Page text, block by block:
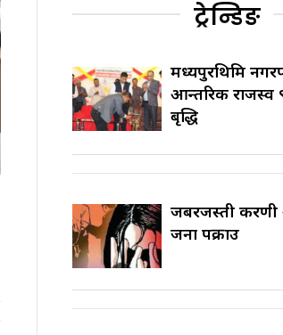
ट्रेन्डिङ
मध्यपुरथिमि
आन्तरिक राजस्व
बृद्धि
जबरजस्ती
जना पक्राउ